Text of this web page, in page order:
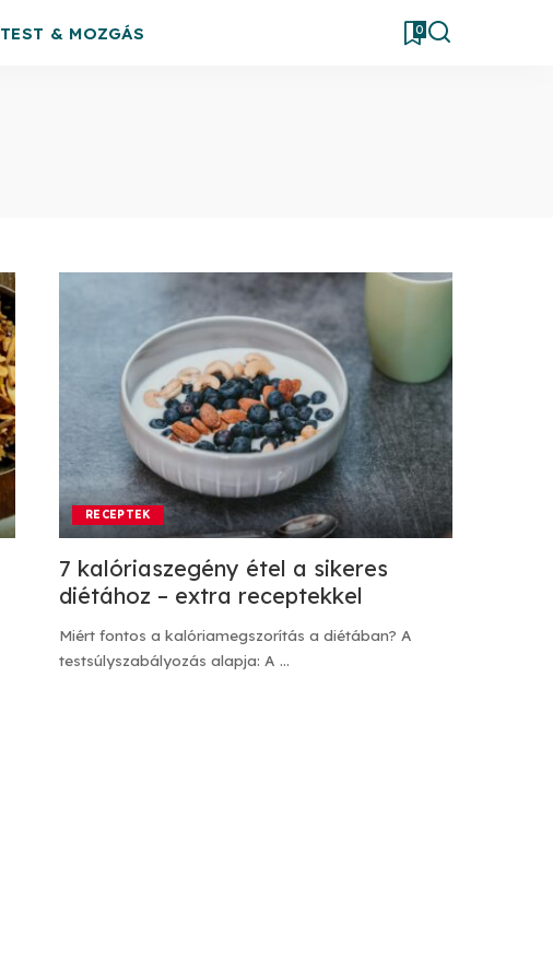
TEST & MOZGÁS 0
RECEPTEK
7 kalóriaszegény étel a sikeres
diétához – extra receptekkel
Miért fontos a kalóriamegszorítás a diétában? A
testsúlyszabályozás alapja: A ...